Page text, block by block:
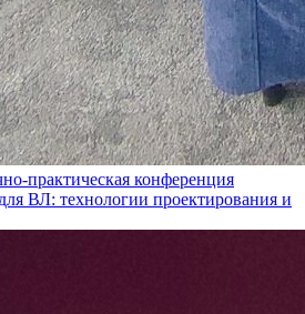
практическая конференция
ВЛ: технологии проектирования и